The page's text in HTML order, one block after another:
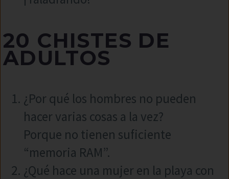
20 CHISTES DE
ADULTOS
¿Por qué los hombres no pueden
hacer varias cosas a la vez?
Porque no tienen suficiente
“memoria RAM”.
¿Qué hace una mujer en la playa con